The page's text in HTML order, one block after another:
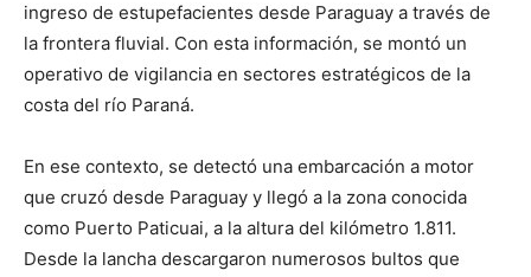
ingreso de estupefacientes desde Paraguay a través de
la frontera fluvial. Con esta información, se montó un
operativo de vigilancia en sectores estratégicos de la
costa del río Paraná.
En ese contexto, se detectó una embarcación a motor
que cruzó desde Paraguay y llegó a la zona conocida
como Puerto Paticuai, a la altura del kilómetro 1.811.
Desde la lancha descargaron numerosos bultos que